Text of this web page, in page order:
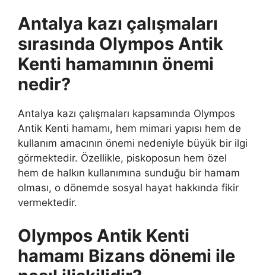
Antalya kazı çalışmaları
sırasında Olympos Antik
Kenti hamamının önemi
nedir?
Antalya kazı çalışmaları kapsamında Olympos
Antik Kenti hamamı, hem mimari yapısı hem de
kullanım amacının önemi nedeniyle büyük bir ilgi
görmektedir. Özellikle, piskoposun hem özel
hem de halkın kullanımına sunduğu bir hamam
olması, o dönemde sosyal hayat hakkında fikir
vermektedir.
Olympos Antik Kenti
hamamı Bizans dönemi ile